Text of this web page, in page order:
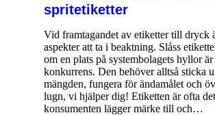
spritetiketter
Vid framtagandet av etiketter till dryck
aspekter att ta i beaktning. Slåss
om en plats på systembolagets hyllor är
konkurrens. Den behöver alltså sticka
mängden, fungera för ändamålet och
lugn, vi hjälper dig! Etiketten är ofta
konsumenten lägger märke till och…